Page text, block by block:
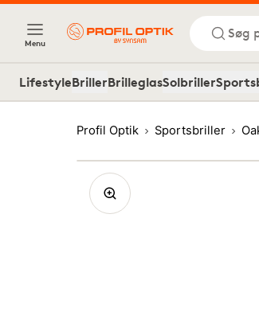
Menu
Søg
LifestyleBrillerBrilleglasSolbriller
Profil Optik Sportsbriller